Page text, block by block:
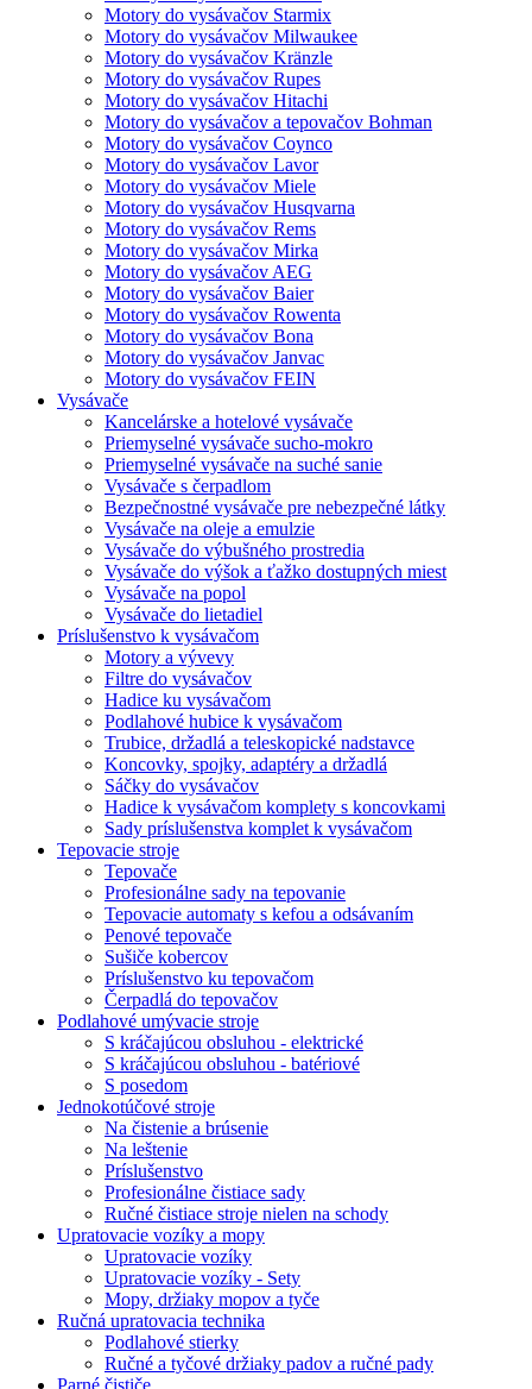
Motory do vysávačov Starmix
Motory do vysávačov Milwaukee
Motory do vysávačov Kränzle
Motory do vysávačov Rupes
Motory do vysávačov Hitachi
Motory do vysávačov a tepovačov Bohman
Motory do vysávačov Coynco
Motory do vysávačov Lavor
Motory do vysávačov Miele
Motory do vysávačov Husqvarna
Motory do vysávačov Rems
Motory do vysávačov Mirka
Motory do vysávačov AEG
Motory do vysávačov Baier
Motory do vysávačov Rowenta
Motory do vysávačov Bona
Motory do vysávačov Janvac
Motory do vysávačov FEIN
Vysávače
Kancelárske a hotelové vysávače
Priemyselné vysávače sucho-mokro
Priemyselné vysávače na suché sanie
Vysávače s čerpadlom
Bezpečnostné vysávače pre nebezpečné látky
Vysávače na oleje a emulzie
Vysávače do výbušného prostredia
Vysávače do výšok a ťažko dostupných miest
Vysávače na popol
Vysávače do lietadiel
Príslušenstvo k vysávačom
Motory a vývevy
Filtre do vysávačov
Hadice ku vysávačom
Podlahové hubice k vysávačom
Trubice, držadlá a teleskopické nadstavce
Koncovky, spojky, adaptéry a držadlá
Sáčky do vysávačov
Hadice k vysávačom komplety s koncovkami
Sady príslušenstva komplet k vysávačom
Tepovacie stroje
Tepovače
Profesionálne sady na tepovanie
Tepovacie automaty s kefou a odsávaním
Penové tepovače
Sušiče kobercov
Príslušenstvo ku tepovačom
Čerpadlá do tepovačov
Podlahové umývacie stroje
S kráčajúcou obsluhou - elektrické
S kráčajúcou obsluhou - batériové
S posedom
Jednokotúčové stroje
Na čistenie a brúsenie
Na leštenie
Príslušenstvo
Profesionálne čistiace sady
Ručné čistiace stroje nielen na schody
Upratovacie vozíky a mopy
Upratovacie vozíky
Upratovacie vozíky - Sety
Mopy, držiaky mopov a tyče
Ručná upratovacia technika
Podlahové stierky
Ručné a tyčové držiaky padov a ručné pady